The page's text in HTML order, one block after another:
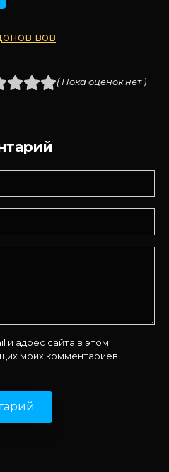
вов
( Пока оценок нет )
и адрес сайта в этом
моих комментариев.